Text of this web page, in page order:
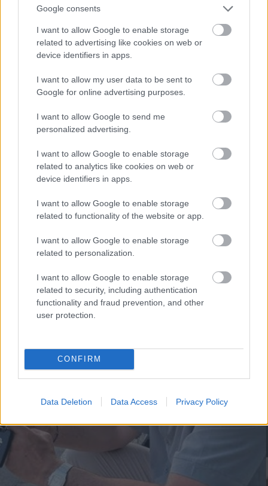
Google consents
I want to allow Google to enable storage
related to advertising like cookies on web or
device identifiers in apps.
I want to allow my user data to be sent to
Google for online advertising purposes.
I want to allow Google to send me
personalized advertising.
I want to allow Google to enable storage
related to analytics like cookies on web or
device identifiers in apps.
I want to allow Google to enable storage
related to functionality of the website or app.
I want to allow Google to enable storage
related to personalization.
I want to allow Google to enable storage
related to security, including authentication
functionality and fraud prevention, and other
user protection.
CONFIRM
Data Deletion Data Access Privacy Policy
Δεκαπενταύγουστος 2026: Πόσο αυξάνεται το
μεροκάματο το Σάββατο
Η Meta παραδέχεται παραβίαση από AI μοντέλο της